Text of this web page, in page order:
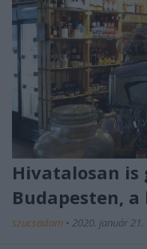
Hivatalosan is
Budapesten,
szucsadam • 2020. január 21.